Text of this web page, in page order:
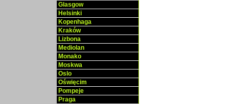
Glasgow
Helsinki
Kopenhaga
Kraków
Lizbona
Mediolan
Monako
Moskwa
Oslo
Oświęcim
Pompeje
Praga